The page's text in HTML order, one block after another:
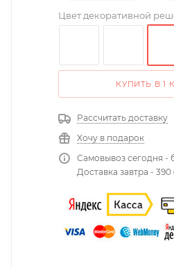
Цвет декоративной
КУПИТЬ В 1
Рассчитать доставку
Хочу в подарок
Самовывоз сегодня -
Доставка завтра - 390